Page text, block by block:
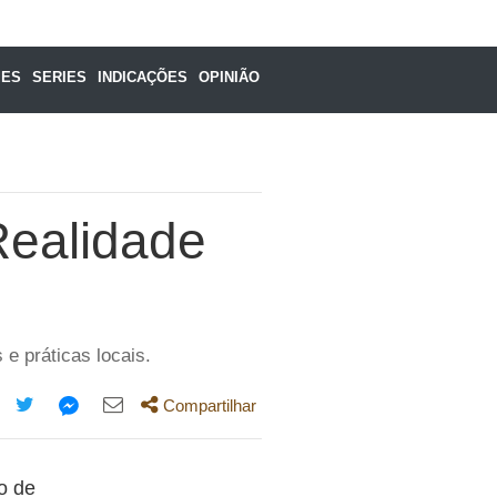
SERIES INDICAÇÕES OPINIÃO
e práticas locais.
Compartilhe
Compartilhe
Compartilhe
Compartilhar
de